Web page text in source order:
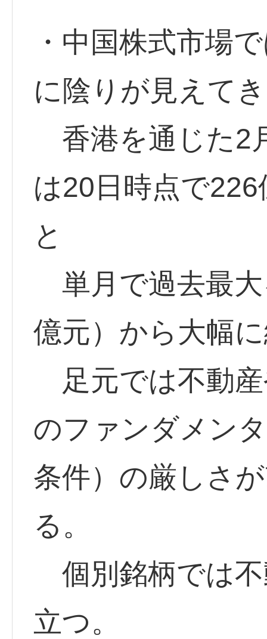
・中国株式市場
に陰りが見えて
香港を通じた2
は20日時点で
と
単月で過去最
億元）から大幅
足元では不動
のファンダメン
条件）の厳しさ
る。
個別銘柄では不
立つ。